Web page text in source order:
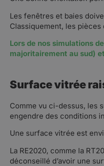
Les fenêtres et baies
Classiquement, les
Lors de nos simulations
majoritairement au sud)
Surface vitrée
Comme vu ci-dessus, les
engendre des conditions
Une surface vitrée est
La RE2020, comme la
déconseillé d’avoir une